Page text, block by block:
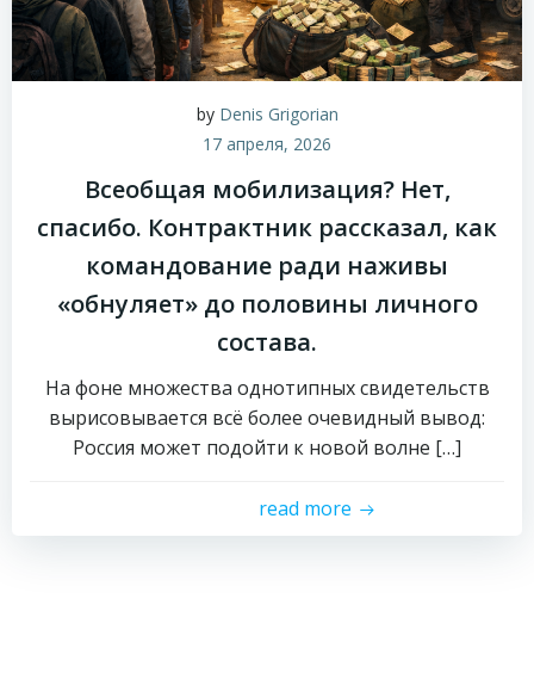
by Denis Grigorian
17 апреля, 2026
Всеобщая мобилизация? Нет,
спасибо. Контрактник рассказал, как
командование ради наживы
«обнуляет» до половины личного
состава.
На фоне множества однотипных свидетельств
вырисовывается всё более очевидный вывод:
Россия может подойти к новой волне […]
read more